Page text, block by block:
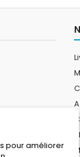
pour améliorer